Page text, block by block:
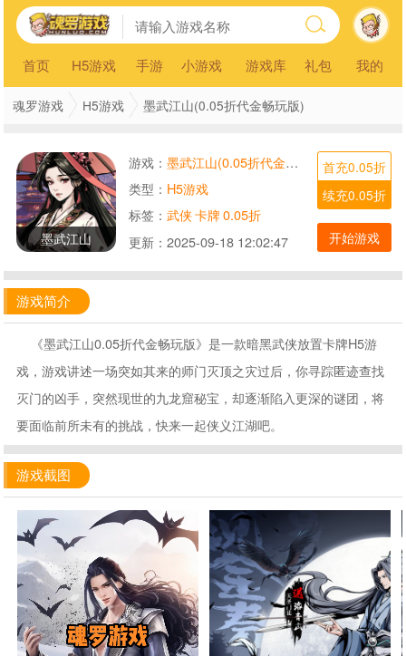
首页 H5游戏 手游 小游戏 游戏库 礼包 我的
魂罗游戏 H5游戏 墨武江山(0.05折代金畅玩版)
墨武江山
游戏： 墨武江山(0.05折代金畅玩版)
类型： H5游戏
标签： 武侠卡牌0.05折
更新： 2025-09-18 12:02:47
首充0.05折
续充0.05折
开始游戏
游戏简介
《墨武江山0.05折代金畅玩版》是一款暗黑武侠放置卡牌H5游
戏，游戏讲述一场突如其来的师门灭顶之灾过后，你寻踪匿迹查找
灭门的凶手，突然现世的九龙窟秘宝，却逐渐陷入更深的谜团，将
要面临前所未有的挑战，快来一起侠义江湖吧。
游戏截图